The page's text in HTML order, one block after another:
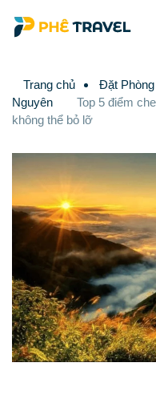
Trang chủ Đặt
Nguyên
Top 5 điểm
không thể bỏ lỡ